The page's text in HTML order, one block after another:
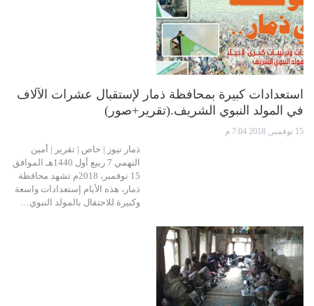
استعدادات كبيرة بمحافظة ذمار لإستقبال عشرات الآلاف
في المولد النبوي الشريف.(تقرير+صور)
15 نوفمبر, 2018 7:04 م
ذمار نيوز | خاص | تقرير | أمين
النهمي 7 ربيع أول 1440هـ الموافق
15 نوفمبر، 2018م تشهد محافظة
ذمار، هذه الأيام إستعدادات واسعة
وكبيرة للاحتفال بالمولد النبوي…